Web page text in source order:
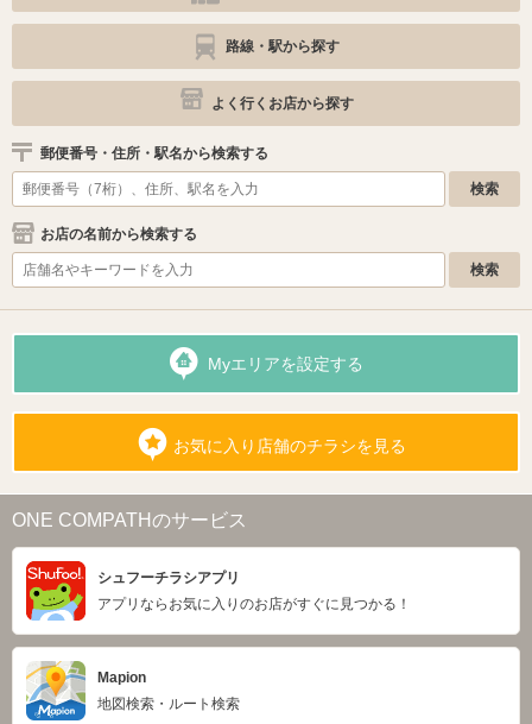
路線・駅から探す
よく行くお店から探す
郵便番号・住所・駅名から検索する
お店の名前から検索する
Myエリアを設定する
お気に入り店舗のチラシを見る
ONE COMPATHのサービス
シュフーチラシアプリ
アプリならお気に入りのお店がすぐに見つかる！
Mapion
地図検索・ルート検索